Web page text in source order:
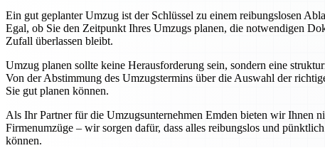
Ein gut geplanter Umzug ist der Schlüssel zu einem reibungslosen
Egal, ob Sie den Zeitpunkt Ihres Umzugs planen, die notwendigen
Zufall überlassen bleibt.
Umzug planen sollte keine Herausforderung sein, sondern eine
Von der Abstimmung des Umzugstermins über die Auswahl der
Sie gut planen können.
Als Ihr Partner für die Umzugsunternehmen Emden bieten wir Ihnen
Firmenumzüge – wir sorgen dafür, dass alles reibungslos und
können.